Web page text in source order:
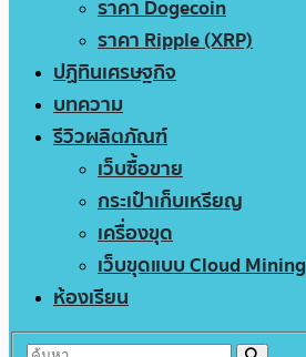
ราคา Dogecoin
ราคา Ripple (XRP)
ปฏิทินเศรษฐกิจ
บทความ
รีวิวผลิตภัณฑ์
เว็บซื้อขาย
กระเป๋าเก็บเหรียญ
เครื่องขุด
เว็บขุดแบบ Cloud Mining
ห้องเรียน